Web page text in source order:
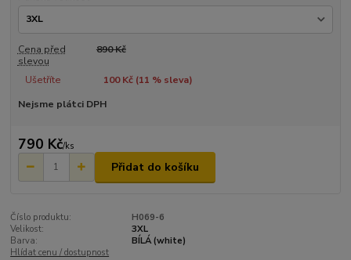
Cena před
slevou
890 Kč
Ušetříte 100 Kč (11 % sleva)
Nejsme plátci DPH
790 Kč/ks
Přidat do košíku
Číslo produktu:
H069-6
Velikost:
3XL
Barva:
BÍLÁ (white)
Hlídat cenu / dostupnost